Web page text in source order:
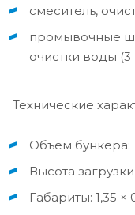
смеситель,
промывочные
очистки воды
Технические
Объём бункера:
Высота
Габариты: 1,35 ×